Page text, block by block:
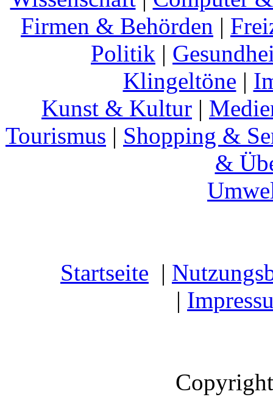
Firmen & Behörden |
Politik |
Klingeltöne |
Kunst & Kultur |
Tourismus | Shopping &
&
Startseite |
|